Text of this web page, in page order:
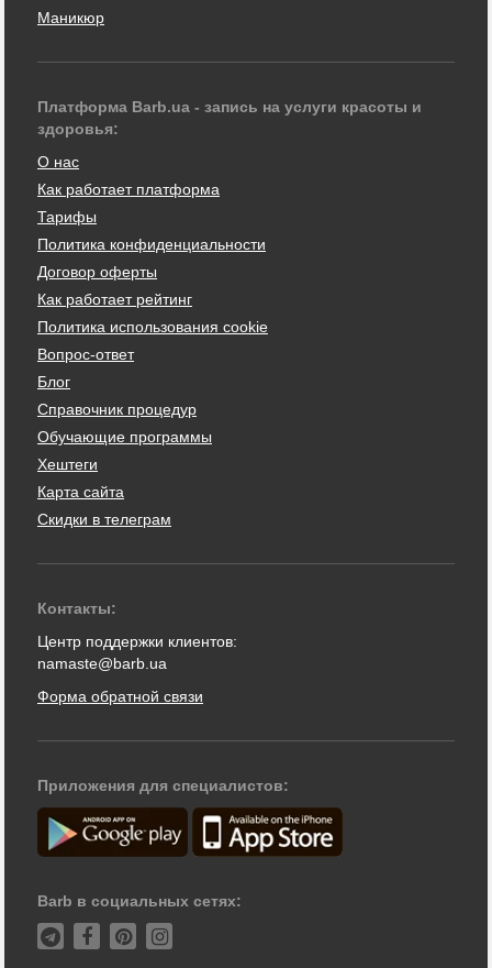
Маникюр
Платформа Barb.ua - запись на услуги красоты и
здоровья:
О нас
Как работает платформа
Тарифы
Политика конфиденциальности
Договор оферты
Как работает рейтинг
Политика использования cookie
Вопрос-ответ
Блог
Справочник процедур
Обучающие программы
Хештеги
Карта сайта
Скидки в телеграм
Контакты:
Центр поддержки клиентов:
namaste@barb.ua
Форма обратной связи
Приложения для специалистов:
Barb в социальных сетях: